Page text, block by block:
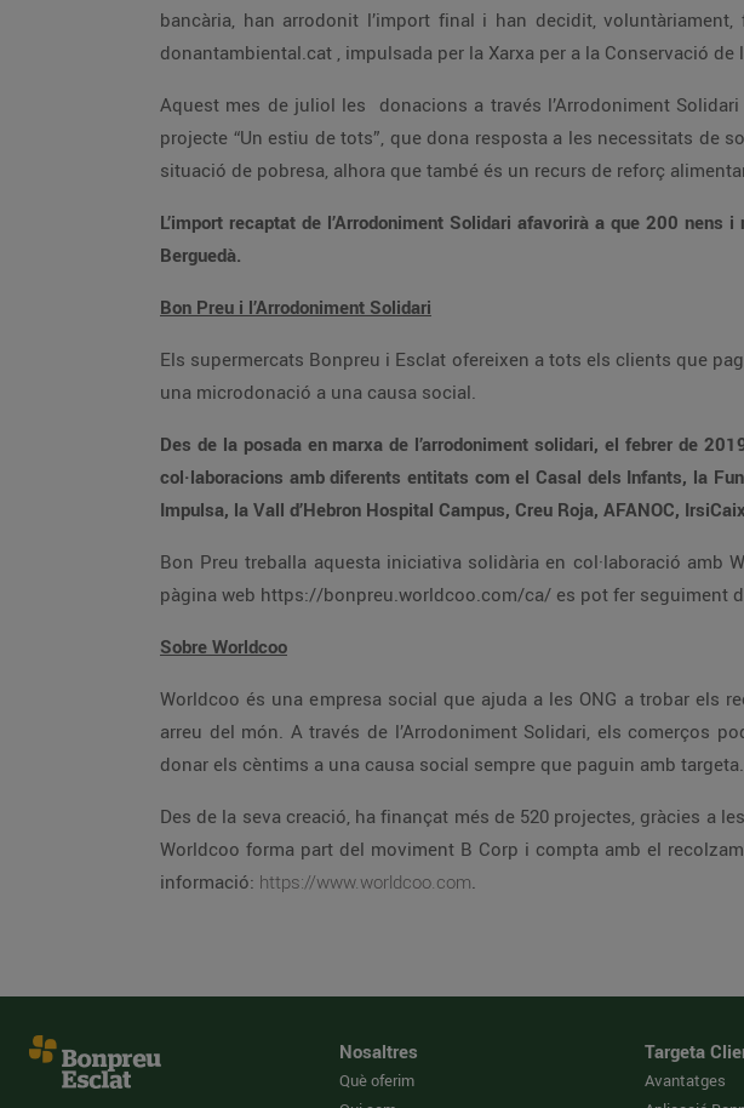
bancària, han arrodonit l’import final i han decidit,
donantambiental.cat , impulsada per la Xarxa per a la Conservació de
Aquest mes de juliol les donacions a través l’Arrodoniment
projecte “Un estiu de tots”, que dona resposta a les necessitats de
situació de pobresa, alhora que també és un recurs de reforç
L’import recaptat de l’Arrodoniment Solidari afavorirà a que 200
Berguedà.
Bon Preu i l’Arrodoniment Solidari
Els supermercats Bonpreu i Esclat ofereixen a tots els clients que
una microdonació a una causa social.
Des de la posada en marxa de l’arrodoniment solidari, el febrer de
col·laboracions amb diferents entitats com el Casal dels Infants, la
Impulsa, la Vall d’Hebron Hospital Campus, Creu Roja, AFANOC,
Bon Preu treballa aquesta iniciativa solidària en col·laboració amb
pàgina web https://bonpreu.worldcoo.com/ca/ es pot fer seguiment
Sobre Worldcoo
Worldcoo és una empresa social que ajuda a les ONG a trobar els
arreu del món. A través de l’Arrodoniment Solidari, els comerços
donar els cèntims a una causa social sempre que paguin amb targeta.
Des de la seva creació, ha finançat més de 520 projectes, gràcies a
Worldcoo forma part del moviment B Corp i compta amb el
informació: https://www.worldcoo.com.
Nosaltres
Què oferim
Targeta
Avantatges